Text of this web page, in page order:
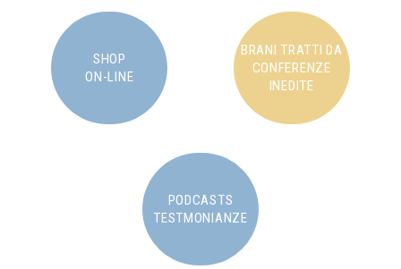
SHOP
ON-LINE
BRANI TRATTI DA
CONFERENZE
INEDITE
PODCASTS
TESTMONIANZE